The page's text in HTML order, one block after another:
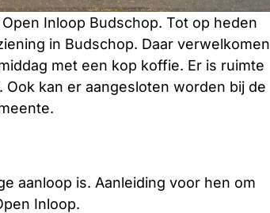
Inloop Budschop. Tot op heden
in Budschop. Daar verwelkomen
met een kop koffie. Er is ruimte
kan er aangesloten worden bij de
aanloop is. Aanleiding voor hen om
Inloop.